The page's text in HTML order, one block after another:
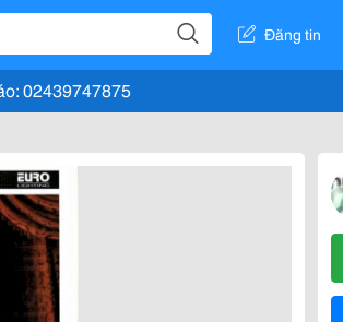
Đăng tin
02439747875